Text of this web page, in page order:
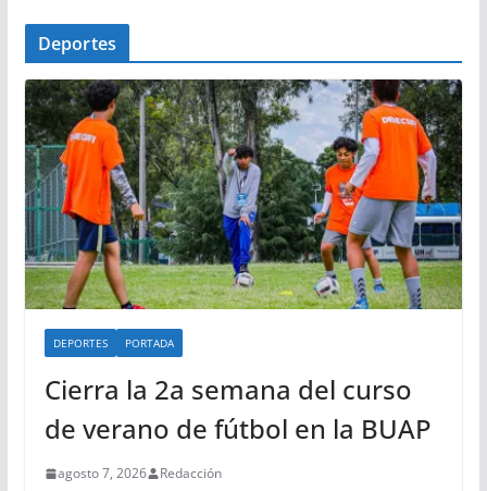
Deportes
DEPORTES PORTADA
Cierra la 2a semana del curso
de verano de fútbol en la BUAP
agosto 7, 2026 Redacción